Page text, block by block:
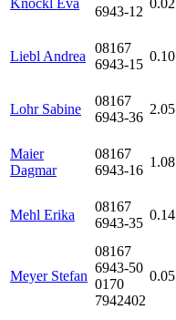
Knöckl Eva
6943-12
0.02
Liebl Andrea
08167
6943-15
0.10
Lohr Sabine
08167
6943-36
2.05
Maier
Dagmar
08167
6943-16
1.08
Mehl Erika
08167
6943-35
0.14
Meyer Stefan
08167
6943-50
0170
7942402
0.05